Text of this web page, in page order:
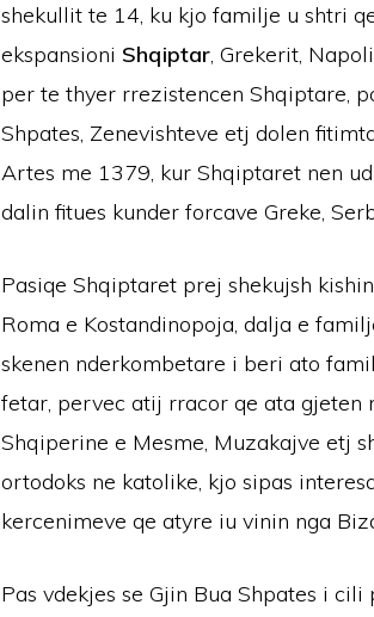
shekullit te 14, ku kjo familje u shtri
ekspansioni Shqiptar, Grekerit,
per te thyer rrezistencen Shqiptare,
Shpates, Zenevishteve etj dolen
Artes me 1379, kur Shqiptaret nen
dalin fitues kunder forcave Greke,
Pasiqe Shqiptaret prej shekujsh
Roma e Kostandinopoja, dalja e
skenen nderkombetare i beri ato
fetar, pervec atij rracor qe ata gjeten
Shqiperine e Mesme, Muzakajve etj
ortodoks ne katolike, kjo sipas
kercenimeve qe atyre iu vinin nga
Pas vdekjes se Gjin Bua Shpates i